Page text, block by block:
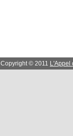
Copyright © 2011 L'Appel